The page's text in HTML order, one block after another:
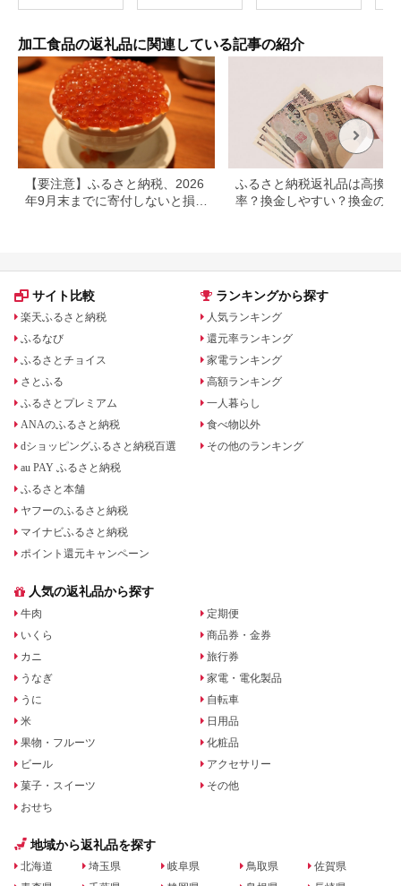
加工食品の返礼品に関連している記事の紹介
【要注意】ふるさと納税、2026
年9月末までに寄付しないと損す
ふるさと納税返礼品は高換金
率？換金しやすい？換金の可
サイト比較
楽天ふるさと納税
ふるなび
ふるさとチョイス
さとふる
ふるさとプレミアム
ANAのふるさと納税
dショッピングふるさと納税百選
au PAY ふるさと納税
ふるさと本舗
ヤフーのふるさと納税
マイナビふるさと納税
ポイント還元キャンペーン
ランキングから探す
人気ランキング
還元率ランキング
家電ランキング
高額ランキング
一人暮らし
食べ物以外
その他のランキング
人気の返礼品から探す
牛肉
いくら
カニ
うなぎ
うに
米
果物・フルーツ
ビール
菓子・スイーツ
おせち
定期便
商品券・金券
旅行券
家電・電化製品
自転車
日用品
化粧品
アクセサリー
その他
地域から返礼品を探す
北海道
埼玉県
岐阜県
鳥取県
佐賀県